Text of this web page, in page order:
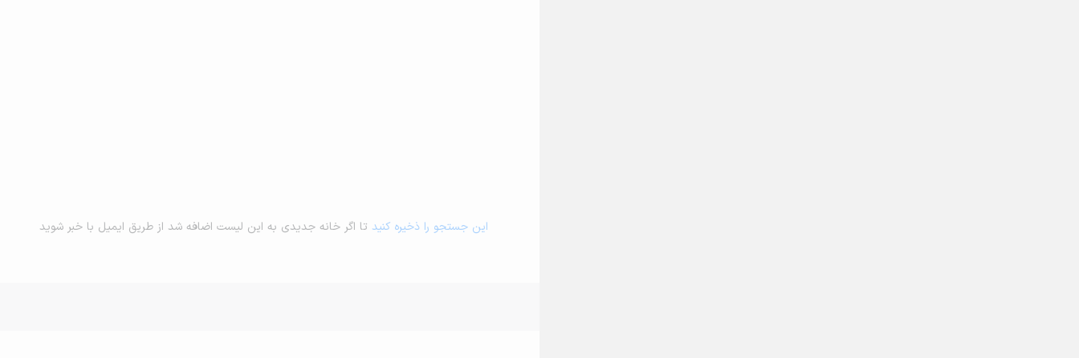
این جستجو را ذخیره کنید تا اگر خانه جدیدی به این لیست اضافه شد از طریق ایمیل با خبر شوید